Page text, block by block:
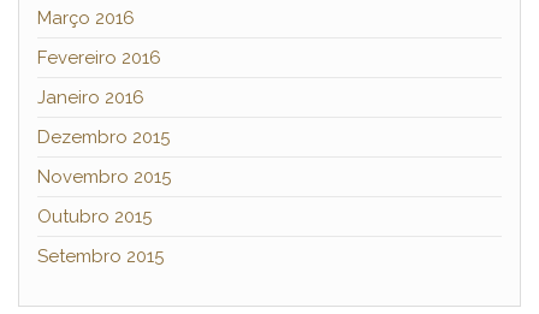
Março 2016
Fevereiro 2016
Janeiro 2016
Dezembro 2015
Novembro 2015
Outubro 2015
Setembro 2015